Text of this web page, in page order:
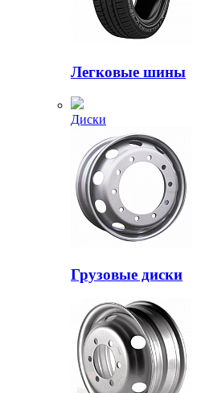
Легковые шины
Диски
Грузовые диски